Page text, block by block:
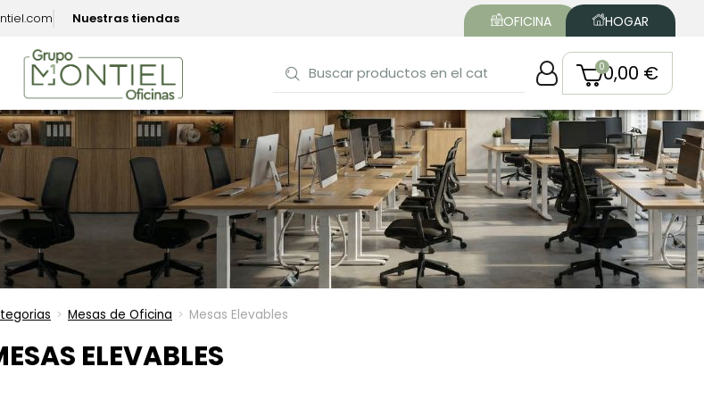
Nuestras tiendas OFICINA HOGAR
0,00 €
> Mesas de Oficina > Mesas Elevables
ELEVABLES